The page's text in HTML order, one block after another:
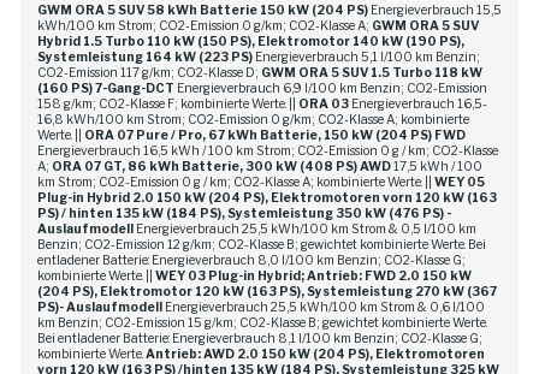
GWM ORA 5 SUV 58 kWh Batterie 150 kW (204 PS)Energieverbrauch 15,5
kWh/100 km Strom; CO2-Emission 0 g/km; CO2-Klasse A; GWM ORA 5 SUV
Hybrid 1.5 Turbo 110 kW (150 PS), Elektromotor 140 kW (190 PS),
Systemleistung 164 kW (223 PS)Energieverbrauch 5,1 l/100 km Benzin;
CO2-Emission 117 g/km; CO2-Klasse D; GWM ORA 5 SUV 1.5 Turbo 118 kW
(160 PS) 7-Gang-DCT Energieverbrauch 6,9 l/100 km Benzin; CO2-Emission
158 g/km; CO2-Klasse F; kombinierte Werte. ||
ORA 03 Energieverbrauch 16,5-
16,8 kWh/100 km Strom; CO2-Emission 0 g/km; CO2-Klasse A; kombinierte
Werte. ||
ORA 07 Pure / Pro, 67 kWh Batterie, 150 kW (204 PS) FWD
Energieverbrauch 16,5 kWh / 100 km Strom; CO2-Emission 0 g / km; CO2-Klasse
A; ORA 07 GT, 86 kWh Batterie, 300 kW (408 PS) AWD17,5 kWh / 100
km Strom; CO2-Emission 0 g / km; CO2-Klasse A; kombinierte Werte. || WEY 05
Plug-in Hybrid 2.0 150 kW (204 PS), Elektromotoren vorn 120 kW (163
PS) / hinten 135 kW (184 PS), Systemleistung 350 kW (476 PS) -
Auslaufmodell Energieverbrauch 25,5 kWh/100 km Strom & 0,5 l/100 km
Benzin; CO2-Emission 12 g/km; CO2-Klasse B; gewichtet kombinierte Werte. Bei
entladener Batterie: Energieverbrauch 8,0 l/100 km Benzin; CO2-Klasse G;
kombinierte Werte. || WEY 03 Plug-in Hybrid; Antrieb: FWD 2.0 150 kW
(204 PS), Elektromotor 120 kW (163 PS),Systemleistung 270 kW (367
PS)- Auslaufmodell Energieverbrauch 25,5 kWh/100 km Strom & 0,6 l/100
km Benzin; CO2-Emission 15 g/km; CO2-Klasse B; gewichtet kombinierte Werte.
Bei entladener Batterie: Energieverbrauch 8,1 l/100 km Benzin; CO2-Klasse G;
kombinierte Werte.Antrieb: AWD 2.0 150 kW (204 PS), Elektromotoren
vorn 120 kW (163 PS) /hinten 135 kW (184 PS), Systemleistung 325 kW
(177 PS) 7-Gang-DCT Energieverbrauch 7,4
l/100 km Benzin; CO2-Emission 167 g/km; CO2-
Klasse F; kombinierte Werte.**
**Die nach PKW-EnVKV angegebenen
offiziellen Werte zu Verbrauch und CO₂-
Emission sowie ggf. Angaben zur Reichweite
wurden nach dem vorgeschriebenen
Messverfahren WLTP ermittelt.
Die tatsächlichen Werte zum Verbrauch
elektrischer Energie / Kraftstoff, ggf. zur
Reichweite und den CO₂-Emissionen hängen ab
von individueller Fahrweise, Straßen-, Verkehrs-
und Wetterbedingungen, Klimaanlageneinsatz